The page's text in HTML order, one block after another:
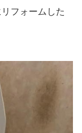
フォームした